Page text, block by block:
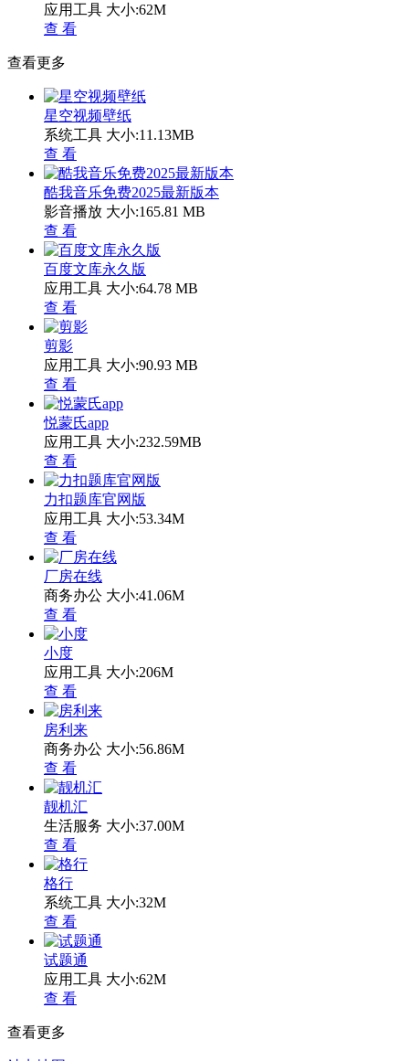
应用工具 大小:62M
查 看
查看更多
星空视频壁纸
系统工具 大小:11.13MB
查 看
酷我音乐免费2025最新版本
影音播放 大小:165.81 MB
查 看
百度文库永久版
应用工具 大小:64.78 MB
查 看
剪影
应用工具 大小:90.93 MB
查 看
悦蒙氏app
应用工具 大小:232.59MB
查 看
力扣题库官网版
应用工具 大小:53.34M
查 看
厂房在线
商务办公 大小:41.06M
查 看
小度
应用工具 大小:206M
查 看
房利来
商务办公 大小:56.86M
查 看
靓机汇
生活服务 大小:37.00M
查 看
格行
系统工具 大小:32M
查 看
试题通
应用工具 大小:62M
查 看
查看更多